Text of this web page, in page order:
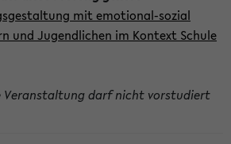
mit emotional-sozial
und Jugendlichen im Kontext Schule
Veranstaltung darf nicht vorstudiert